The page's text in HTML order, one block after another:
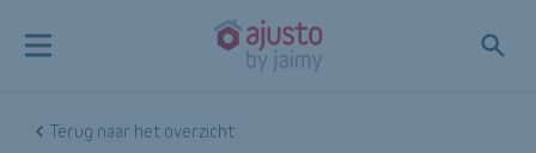
Terug naar het overzicht